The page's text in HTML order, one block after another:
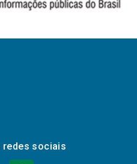
redes sociais